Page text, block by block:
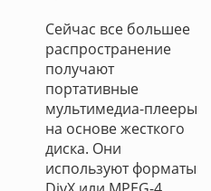
Сейчас все большее
распространение
получают
портативные
мультимедиа-плееры
на основе жесткого
диска. Они
используют форматы